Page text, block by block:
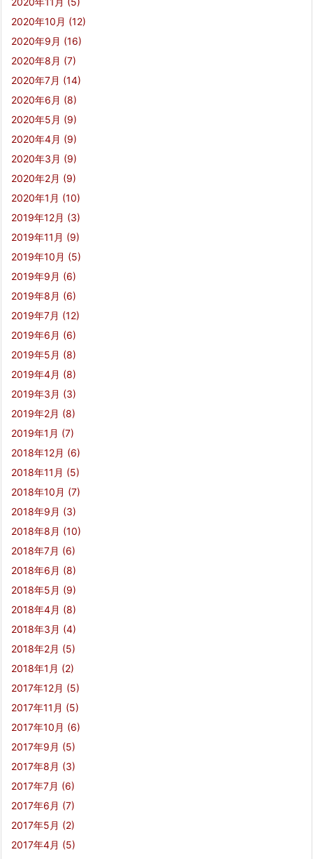
2020年10月 (12)
2020年9月 (16)
2020年8月 (7)
2020年7月 (14)
2020年6月 (8)
2020年5月 (9)
2020年4月 (9)
2020年3月 (9)
2020年2月 (9)
2020年1月 (10)
2019年12月 (3)
2019年11月 (9)
2019年10月 (5)
2019年9月 (6)
2019年8月 (6)
2019年7月 (12)
2019年6月 (6)
2019年5月 (8)
2019年4月 (8)
2019年3月 (3)
2019年2月 (8)
2019年1月 (7)
2018年12月 (6)
2018年11月 (5)
2018年10月 (7)
2018年9月 (3)
2018年8月 (10)
2018年7月 (6)
2018年6月 (8)
2018年5月 (9)
2018年4月 (8)
2018年3月 (4)
2018年2月 (5)
2018年1月 (2)
2017年12月 (5)
2017年11月 (5)
2017年10月 (6)
2017年9月 (5)
2017年8月 (3)
2017年7月 (6)
2017年6月 (7)
2017年5月 (2)
2017年4月 (5)